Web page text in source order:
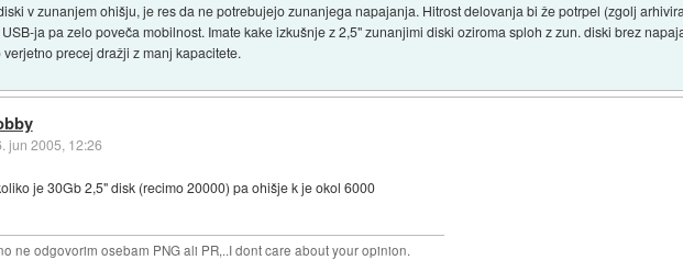
v zunanjem ohišju, je res da ne potrebujejo zunanjega napajanja. Hitrost delovanja bi že potrpel (zgolj
ja pa zelo poveča mobilnost. Imate kake izkušnje z 2,5" zunanjimi diski oziroma sploh z zun. diski brez
precej dražji z manj kapacitete.
jun 2005, 12:26
je 30Gb 2,5" disk (recimo 20000) pa ohišje k je okol 6000
ne odgovorim osebam PNG ali PR,..I dont care about your opinion.